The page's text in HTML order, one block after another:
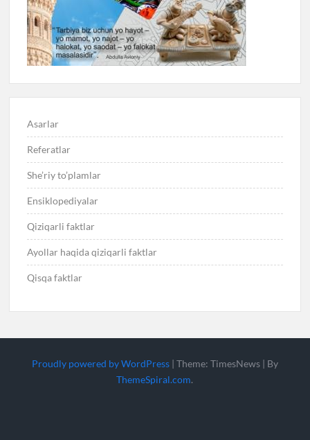
Asarlar
Referatlar
She’riy to’plamlar
Ensiklopediyalar
Qiziqarli faktlar
Ayollar haqida qiziqarli faktlar
Qisqa faktlar
Proudly powered by WordPress | Theme: TimesNews | By
ThemeSpiral.com.